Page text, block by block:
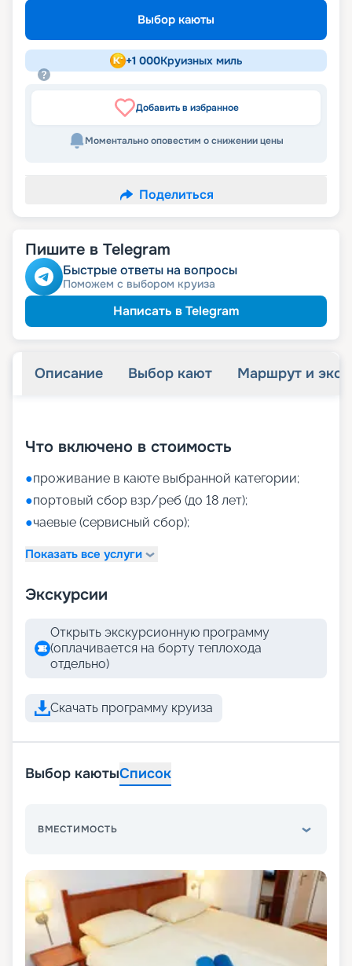
Выбор каюты
+1 000Круизных миль
Добавить в избранное
Моментально оповестим о снижении цены
Поделиться
Пишите в Telegram
Быстрые ответы на вопросы
Поможем с выбором круиза
Написать в Telegram
Описание Выбор кают Маршрут и
Что включено в стоимость
●проживание в каюте выбранной категории;
●портовый сбор взр/реб (до 18 лет);
●чаевые (сервисный сбор);
Показать все услуги
Экскурсии
Открыть экскурсионную программу
(оплачивается на борту теплохода
отдельно)
Скачать программу круиза
Выбор каютыСписок
ВМЕСТИМОСТЬ